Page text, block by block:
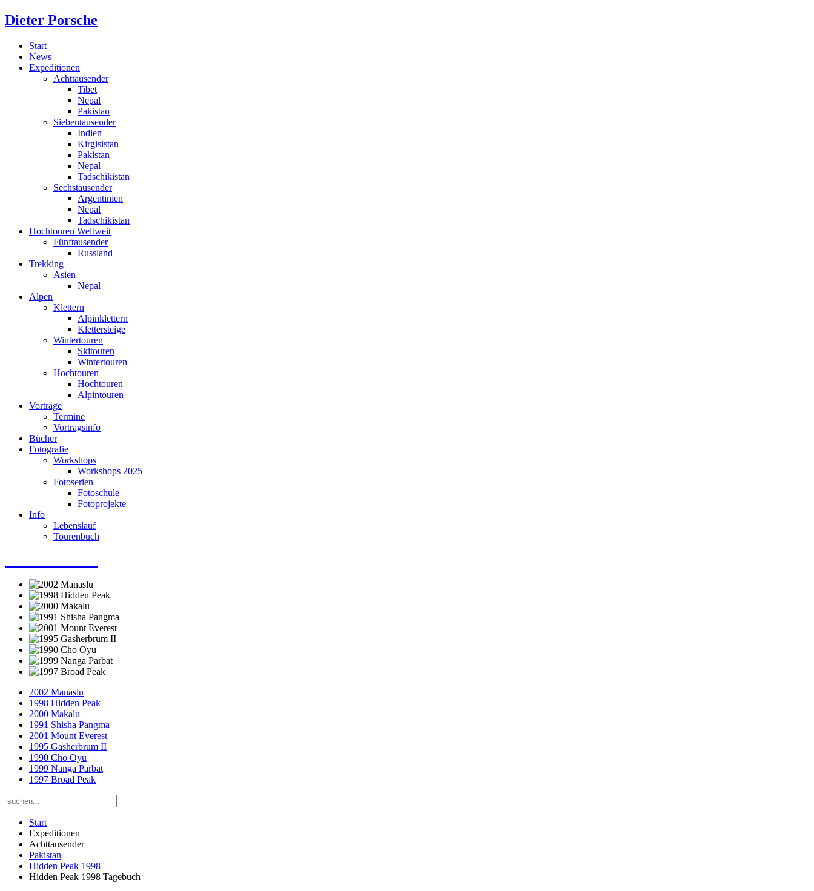
Dieter Porsche
Start
News
Expeditionen
Achttausender
Tibet
Nepal
Pakistan
Siebentausender
Indien
Kirgisistan
Pakistan
Nepal
Tadschikistan
Sechstausender
Argentinien
Nepal
Tadschikistan
Hochtouren Weltweit
Fünftausender
Russland
Trekking
Asien
Nepal
Alpen
Klettern
Alpinklettern
Klettersteige
Wintertouren
Skitouren
Wintertouren
Hochtouren
Hochtouren
Alpintouren
Vorträge
Termine
Vortragsinfo
Bücher
Fotografie
Workshops
Workshops 2025
Fotoserien
Fotoschule
Fotoprojekte
Info
Lebenslauf
Tourenbuch
2002 Manaslu
1998 Hidden Peak
2000 Makalu
1991 Shisha Pangma
2001 Mount Everest
1995 Gasherbrum II
1990 Cho Oyu
1999 Nanga Parbat
1997 Broad Peak
Start
Expeditionen
Achttausender
Pakistan
Hidden Peak 1998
Hidden Peak 1998 Tagebuch